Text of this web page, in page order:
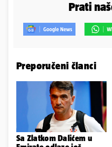
Prati
Preporučeni članci
Sa Zlatkom Dalićem u